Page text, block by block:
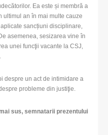
Ea este și membră a
an în mai multe cauze
sancțiuni disciplinare,
asemenea, sesizarea vine în
unei funcţii vacante la CSJ,
despre un act de intimidare a
probleme din justiţie.
sus, semnatarii prezentului